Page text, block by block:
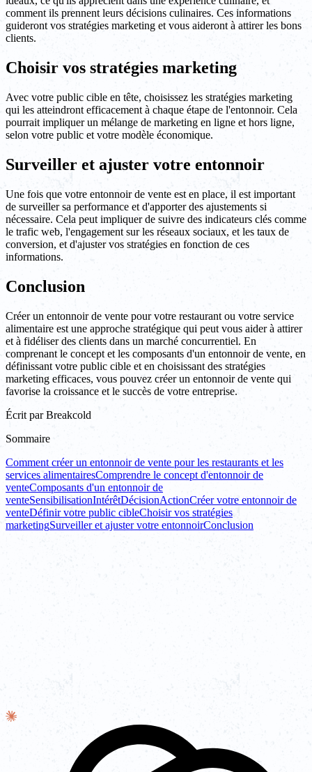
comment ils prennent leurs décisions culinaires. Ces informations
guideront vos stratégies marketing et vous aideront à attirer les bons
clients.
Choisir vos stratégies marketing
Avec votre public cible en tête, choisissez les stratégies marketing
qui les atteindront efficacement à chaque étape de l'entonnoir. Cela
pourrait impliquer un mélange de marketing en ligne et hors ligne,
selon votre public et votre modèle économique.
Surveiller et ajuster votre entonnoir
Une fois que votre entonnoir de vente est en place, il est important
de surveiller sa performance et d'apporter des ajustements si
nécessaire. Cela peut impliquer de suivre des indicateurs clés comme
le trafic web, l'engagement sur les réseaux sociaux, et les taux de
conversion, et d'ajuster vos stratégies en fonction de ces
informations.
Conclusion
Créer un entonnoir de vente pour votre restaurant ou votre service
alimentaire est une approche stratégique qui peut vous aider à attirer
et à fidéliser des clients dans un marché concurrentiel. En
comprenant le concept et les composants d'un entonnoir de vente, en
définissant votre public cible et en choisissant des stratégies
marketing efficaces, vous pouvez créer un entonnoir de vente qui
favorise la croissance et le succès de votre entreprise.
Écrit par Breakcold
Sommaire
Comment créer un entonnoir de vente pour les restaurants et les
services alimentairesComprendre le concept d'entonnoir de
venteComposants d'un entonnoir de
venteSensibilisationIntérêtDécisionActionCréer votre entonnoir de
venteDéfinir votre public cibleChoisir vos stratégies
marketingSurveiller et ajuster votre entonnoirConclusion